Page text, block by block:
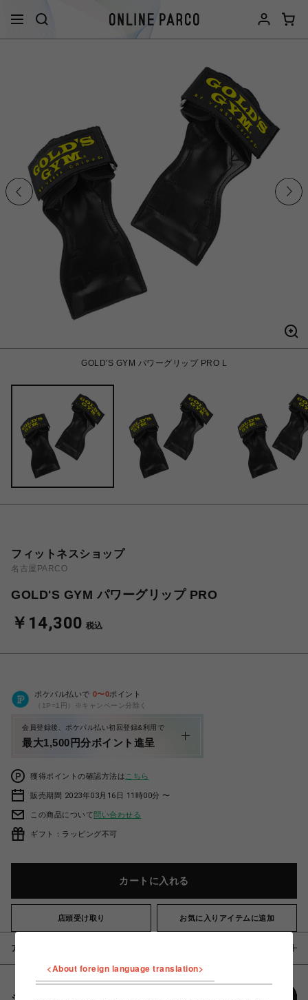
GOLD'S GYM パワーグリップ PRO L
フィットネスショップ
名古屋PARCO
GOLD'S GYM パワーグリップ PRO
￥14,300 税込
ポケパル払いで 0〜0ポイント
（1P=1円）※キャンペーン分除く
会員登録後、ポケパル払い初回登録&利用で
最大1,500円分ポイント進呈
獲得ポイントの確認方法は こちら
販売期間 2023年03月16日 11時00分 〜
この商品について問い合わせる
ギフト：ラッピング不可
カートに入れる
店頭受け取り お気に入りアイテムに追加
アイテム説明 / 素材
シェアする
<About foreign language translation>